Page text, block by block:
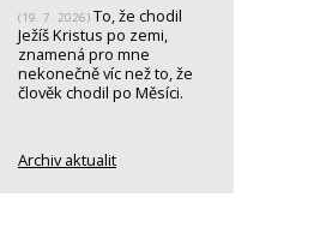
(19. 7. 2026) To, že chodil
Ježíš Kristus po zemi,
znamená pro mne
nekonečně víc než to, že
člověk chodil po Měsíci.
Archiv aktualit